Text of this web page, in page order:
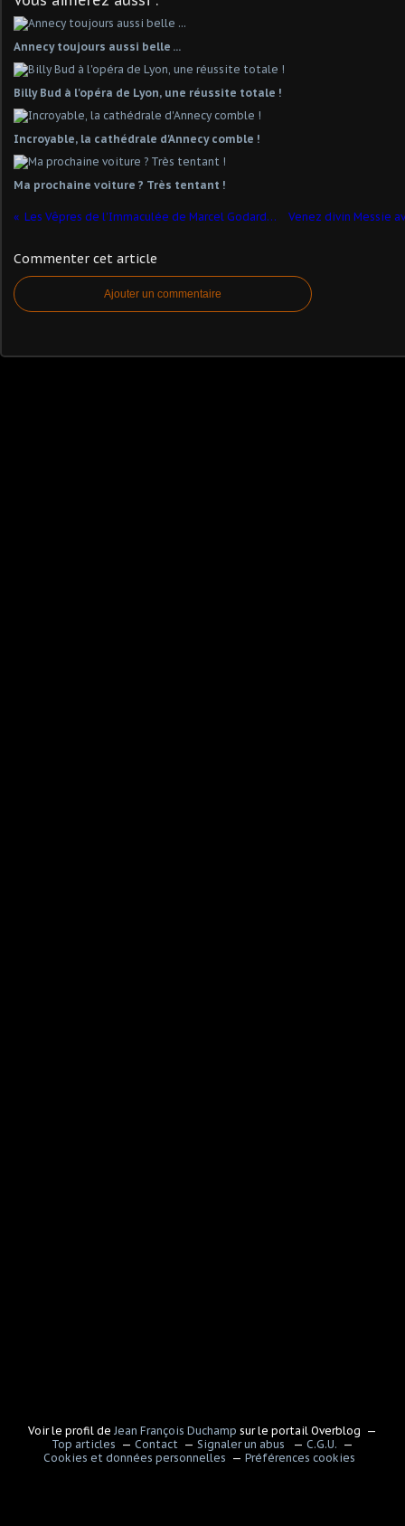
Annecy toujours aussi belle ...
Billy Bud à l'opéra de Lyon, une réussite totale !
Incroyable, la cathédrale d'Annecy comble !
Ma prochaine voiture ? Très tentant !
Les Vêpres de l'Immaculée de Marcel Godard sur RCF
Commenter cet article
Ajouter un commentaire
Voir le profil de Jean François Duchamp sur le portail Overblog
Top articles
Contact Signaler un abus
C.G.U.
Cookies et données personnelles
Préférences cookies